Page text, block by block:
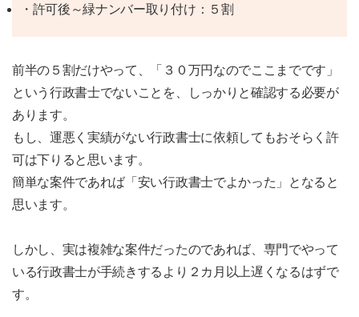
・許可後～緑ナンバー取り付け：５割
前半の５割だけやって、「３０万円なのでここまでです」
という行政書士でないことを、しっかりと確認する必要が
あります。
もし、運悪く実績がない行政書士に依頼してもおそらく許
可は下りると思います。
簡単な案件であれば「安い行政書士でよかった」となると
思います。
しかし、実は複雑な案件だったのであれば、専門でやって
いる行政書士が手続きするより２カ月以上遅くなるはずで
す。